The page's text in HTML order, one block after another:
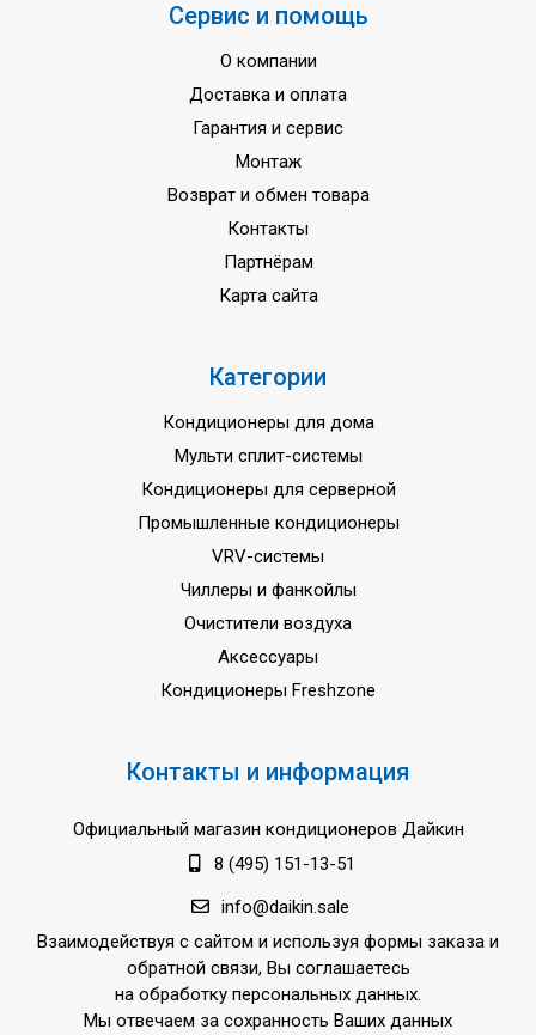
Сервис и помощь
О компании
Доставка и оплата
Гарантия и сервис
Монтаж
Возврат и обмен товара
Контакты
Партнёрам
Карта сайта
Категории
Кондиционеры для дома
Мульти сплит-системы
Кондиционеры для серверной
Промышленные кондиционеры
VRV-системы
Чиллеры и фанкойлы
Очистители воздуха
Аксессуары
Кондиционеры Freshzone
Контакты и информация
Официальный магазин кондиционеров Дайкин
8 (495) 151-13-51
info@daikin.sale
Взаимодействуя с сайтом и используя формы заказа и
обратной связи, Вы соглашаетесь
на обработку персональных данных.
Мы отвечаем за сохранность Ваших данных